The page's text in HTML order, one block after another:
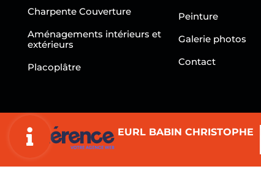
Charpente Couverture
Aménagements intérieurs et
extérieurs
Placoplâtre
Peinture
Galerie photos
Contact
EURL BABIN CHRISTOPHE